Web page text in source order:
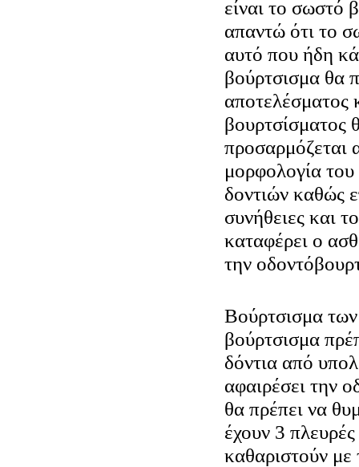
είναι το σωστό
απαντώ ότι το
αυτό που ήδη
βούρτσισμα θα
αποτελέσματος
βουρτσίσματος
προσαρμόζεται
μορφολογία
δοντιών καθώς
συνήθειες και
καταφέρει ο
την
Βούρτσισμα
βούρτσισμα
δόντια από
αφαιρέσει την
θα πρέπει να
έχουν 3
καθαριστούν